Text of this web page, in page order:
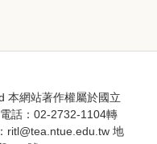
本網站著作權屬於國立
話：02-2732-1104轉
地